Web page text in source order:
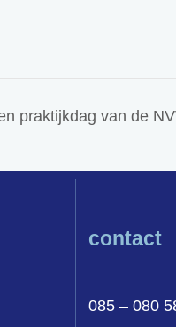
praktijkdag van de
contact
085 – 080